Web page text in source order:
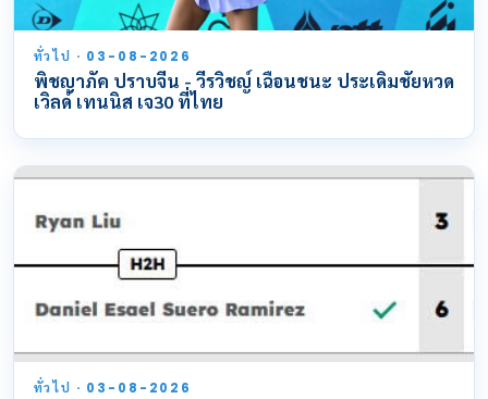
ทั่วไป · 03-08-2026
พิชญาภัค ปราบจีน - วีรวิชญ์ เฉือนชนะ ประเดิมชัยหวด
เวิลด์ เทนนิส เจ30 ที่ไทย
ทั่วไป · 03-08-2026